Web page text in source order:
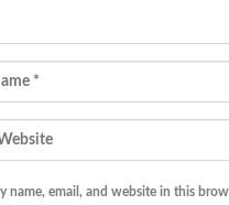
name, email, and website in this